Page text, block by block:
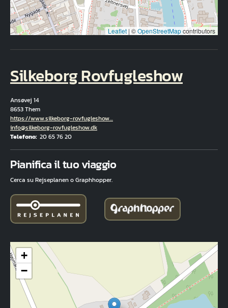
Leaflet | ©OpenStreetMapcontributors
Silkeborg Rovfugleshow
Ansøvej 14
8653 Them
Hjemmeside
https://www.silkeborg-rovfugleshow…
E-mail
info@silkeborg-rovfugleshow.dk
Telefono 20 65 76 20
Pianifica il tuo viaggio
Cerca su Rejseplanen o Graphhopper.
+
−